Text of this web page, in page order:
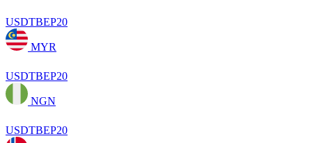
USDTBEP20
MYR
USDTBEP20
NGN
USDTBEP20